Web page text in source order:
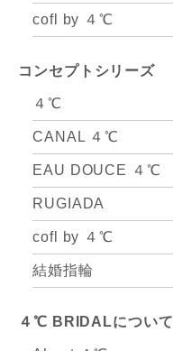
cofl by ４℃
コンセプトシリーズ
４℃
CANAL ４℃
EAU DOUCE ４℃
RUGIADA
cofl by ４℃
結婚指輪
４℃ BRIDALについて